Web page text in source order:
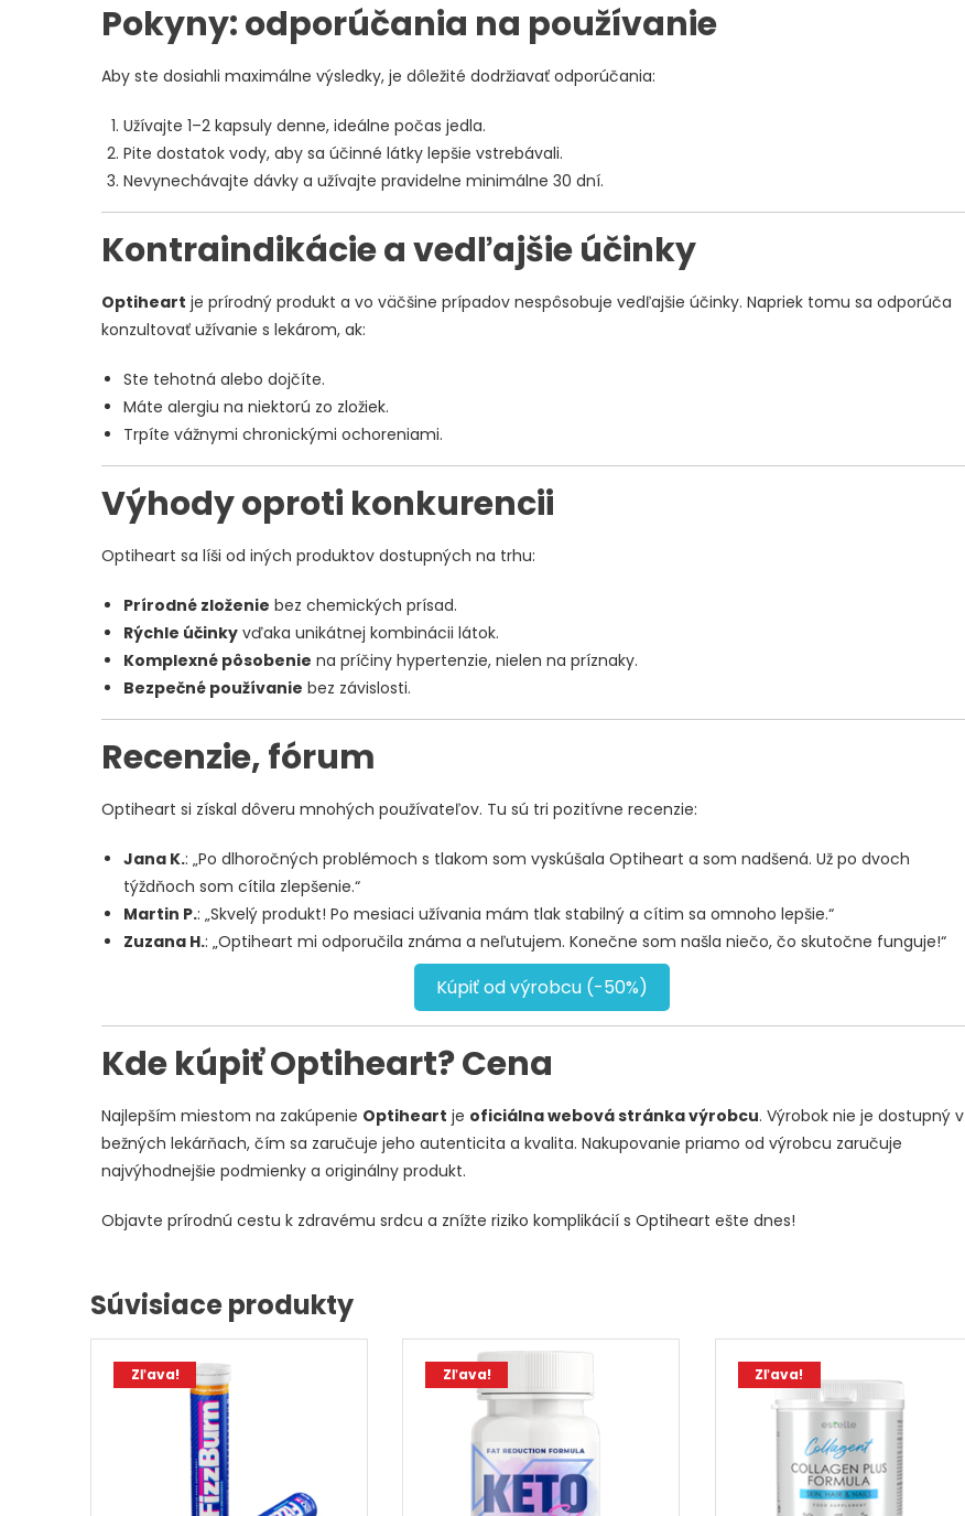
Pokyny: odporúčania na používanie
Aby ste dosiahli maximálne výsledky, je dôležité dodržiavať odporúčania:
Užívajte 1–2 kapsuly denne, ideálne počas jedla.
Pite dostatok vody, aby sa účinné látky lepšie vstrebávali.
Nevynechávajte dávky a užívajte pravidelne minimálne 30 dní.
Kontraindikácie a vedľajšie účinky
Optiheart je prírodný produkt a vo väčšine prípadov nespôsobuje vedľajšie účinky. Napriek tomu sa odporúča
konzultovať užívanie s lekárom, ak:
Ste tehotná alebo dojčíte.
Máte alergiu na niektorú zo zložiek.
Trpíte vážnymi chronickými ochoreniami.
Výhody oproti konkurencii
Optiheart sa líši od iných produktov dostupných na trhu:
Prírodné zloženie bez chemických prísad.
Rýchle účinky vďaka unikátnej kombinácii látok.
Komplexné pôsobenie na príčiny hypertenzie, nielen na príznaky.
Bezpečné používanie bez závislosti.
Recenzie, fórum
Optiheart si získal dôveru mnohých používateľov. Tu sú tri pozitívne recenzie:
Jana K.: „Po dlhoročných problémoch s tlakom som vyskúšala Optiheart a som nadšená. Už po dvoch
týždňoch som cítila zlepšenie.“
Martin P.: „Skvelý produkt! Po mesiaci užívania mám tlak stabilný a cítim sa omnoho lepšie.“
Zuzana H.: „Optiheart mi odporučila známa a neľutujem. Konečne som našla niečo, čo skutočne funguje!“
Kúpiť od výrobcu (-50%)
Kde kúpiť Optiheart? Cena
Najlepším miestom na zakúpenie Optiheart je oficiálna webová stránka výrobcu. Výrobok nie je dostupný v
bežných lekárňach, čím sa zaručuje jeho autenticita a kvalita. Nakupovanie priamo od výrobcu zaručuje
najvýhodnejšie podmienky a originálny produkt.
Objavte prírodnú cestu k zdravému srdcu a znížte riziko komplikácií s Optiheart ešte dnes!
Súvisiace produkty
Zľava! Zľava! Zľava!